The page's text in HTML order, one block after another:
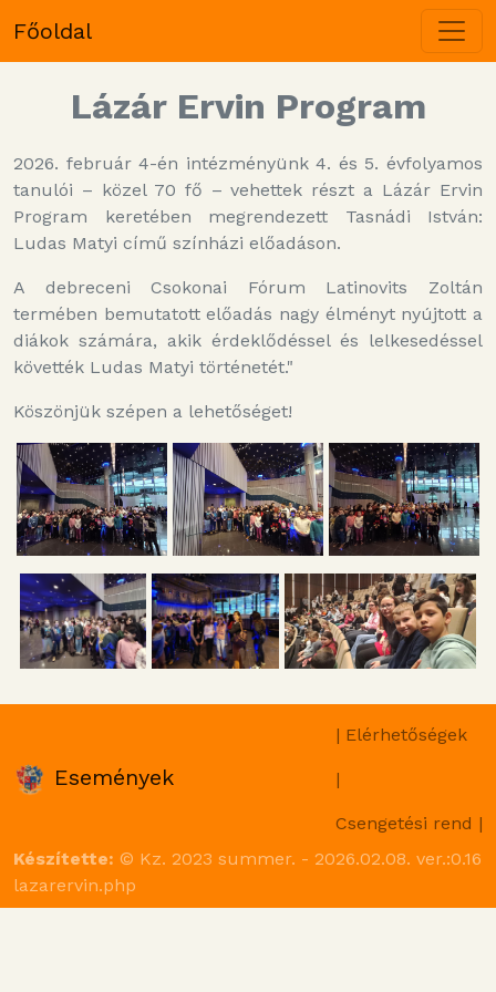
Főoldal
Lázár Ervin Program
2026. február 4-én intézményünk 4. és 5. évfolyamos
tanulói – közel 70 fő – vehettek részt a Lázár Ervin
Program keretében megrendezett Tasnádi István:
Ludas Matyi című színházi előadáson.
A debreceni Csokonai Fórum Latinovits Zoltán
termében bemutatott előadás nagy élményt nyújtott a
diákok számára, akik érdeklődéssel és lelkesedéssel
követték Ludas Matyi történetét."
Köszönjük szépen a lehetőséget!
Események
| Elérhetőségek
|
Csengetési rend |
Készítette: © Kz. 2023 summer. - 2026.02.08. ver.:0.16
lazarervin.php